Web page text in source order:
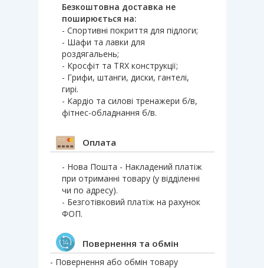
Безкоштовна доставка не
поширюється на:
- Спортивні покриття для підлоги;
- Шафи та лавки для
роздягальень;
- Кросфіт та TRX конструкції;
- Грифи, штанги, диски, гантелі,
гирі.
- Кардіо та силові тренажери б/в,
фітнес-обладнання б/в.
Оплата
- Нова Пошта - Накладений платіж
при отриманні товару (у відділенні
чи по адресу).
- Безготівковий платіж на рахунок
ФОП.
Повернення та обмін
- Повернення або обмін товару